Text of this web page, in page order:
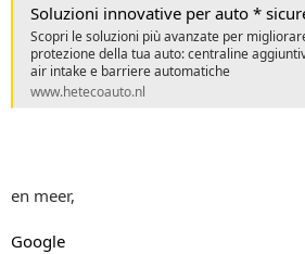
Soluzioni innovative per auto * sicurezza,
Scopri le soluzioni più avanzate per
protezione della tua auto: centraline
air intake e barriere automatiche
www.hetecoauto.nl
en meer,
Google